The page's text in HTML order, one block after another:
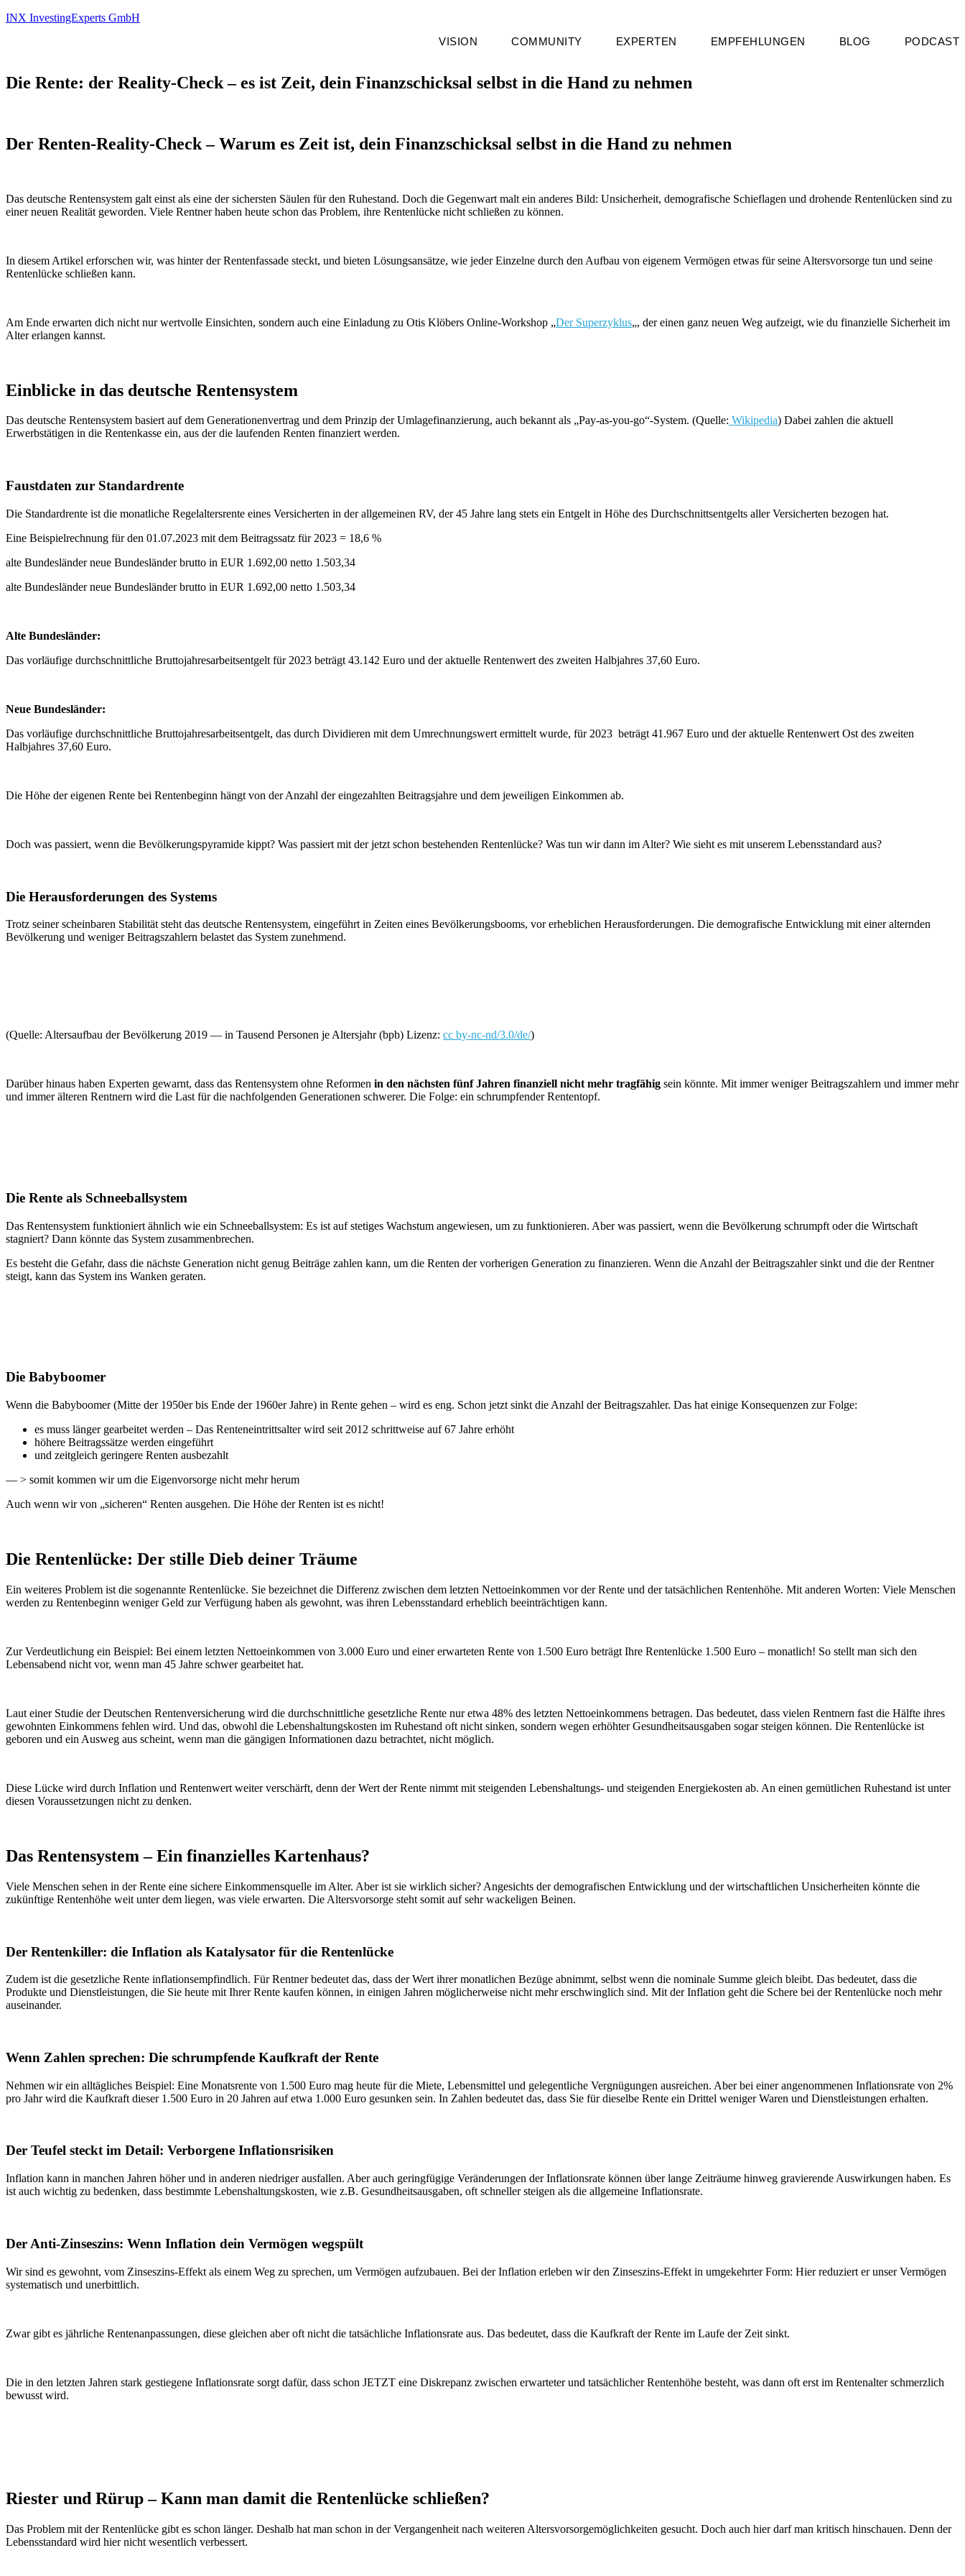
INX InvestingExperts GmbH
VISION
COMMUNITY EXPERTEN EMPFEHLUNGEN BLOG PODCAST
Die Rente: der Reality-Check – es ist Zeit, dein Finanzschicksal selbst in die Hand zu nehmen
Der Renten-Reality-Check – Warum es Zeit ist, dein Finanzschicksal selbst in die Hand zu nehmen
Das deutsche Rentensystem galt einst als eine der sichersten Säulen für den Ruhestand. Doch die Gegenwart malt ein anderes Bild: Unsicherheit, demografische Schieflagen und drohende Rentenlücken sind zu
einer neuen Realität geworden. Viele Rentner haben heute schon das Problem, ihre Rentenlücke nicht schließen zu können.
In diesem Artikel erforschen wir, was hinter der Rentenfassade steckt, und bieten Lösungsansätze, wie jeder Einzelne durch den Aufbau von eigenem Vermögen etwas für seine Altersvorsorge tun und seine
Rentenlücke schließen kann.
Am Ende erwarten dich nicht nur wertvolle Einsichten, sondern auch eine Einladung zu Otis Klöbers Online-Workshop „Der Superzyklus„, der einen ganz neuen Weg aufzeigt, wie du finanzielle Sicherheit im
Alter erlangen kannst.
Einblicke in das deutsche Rentensystem
Das deutsche Rentensystem basiert auf dem Generationenvertrag und dem Prinzip der Umlagefinanzierung, auch bekannt als „Pay-as-you-go“-System. (Quelle: Wikipedia) Dabei zahlen die aktuell
Erwerbstätigen in die Rentenkasse ein, aus der die laufenden Renten finanziert werden.
Faustdaten zur Standardrente
Die Standardrente ist die monatliche Regelaltersrente eines Versicherten in der allgemeinen RV, der 45 Jahre lang stets ein Entgelt in Höhe des Durchschnittsentgelts aller Versicherten bezogen hat.
Eine Beispielrechnung für den 01.07.2023 mit dem Beitragssatz für 2023 = 18,6 %
alte Bundesländer neue Bundesländerbrutto in EUR 1.692,00 netto 1.503,34
alte Bundesländer neue Bundesländerbrutto in EUR 1.692,00 netto 1.503,34
Alte Bundesländer:
Das vorläufige durchschnittliche Bruttojahresarbeitsentgelt für 2023 beträgt 43.142 Euro und der aktuelle Rentenwert des zweiten Halbjahres 37,60 Euro.
Neue Bundesländer:
Das vorläufige durchschnittliche Bruttojahresarbeitsentgelt, das durch Dividieren mit dem Umrechnungswert ermittelt wurde, für 2023 beträgt 41.967 Euro und der aktuelle Rentenwert Ost des zweiten
Halbjahres 37,60 Euro.
Die Höhe der eigenen Rente bei Rentenbeginn hängt von der Anzahl der eingezahlten Beitragsjahre und dem jeweiligen Einkommen ab.
Doch was passiert, wenn die Bevölkerungspyramide kippt? Was passiert mit der jetzt schon bestehenden Rentenlücke? Was tun wir dann im Alter? Wie sieht es mit unserem Lebensstandard aus?
Die Herausforderungen des Systems
Trotz seiner scheinbaren Stabilität steht das deutsche Rentensystem, eingeführt in Zeiten eines Bevölkerungsbooms, vor erheblichen Herausforderungen. Die demografische Entwicklung mit einer alternden
Bevölkerung und weniger Beitragszahlern belastet das System zunehmend.
(Quelle: Altersaufbau der Bevölkerung 2019 — in Tausend Personen je Altersjahr (bpb) Lizenz: cc by-nc-nd/3.0/de/)
Darüber hinaus haben Experten gewarnt, dass das Rentensystem ohne Reformen in den nächsten fünf Jahren finanziell nicht mehr tragfähig sein könnte. Mit immer weniger Beitragszahlern und immer mehr
und immer älteren Rentnern wird die Last für die nachfolgenden Generationen schwerer. Die Folge: ein schrumpfender Rententopf.
Die Rente als Schneeballsystem
Das Rentensystem funktioniert ähnlich wie ein Schneeballsystem: Es ist auf stetiges Wachstum angewiesen, um zu funktionieren. Aber was passiert, wenn die Bevölkerung schrumpft oder die Wirtschaft
stagniert? Dann könnte das System zusammenbrechen.
Es besteht die Gefahr, dass die nächste Generation nicht genug Beiträge zahlen kann, um die Renten der vorherigen Generation zu finanzieren. Wenn die Anzahl der Beitragszahler sinkt und die der Rentner
steigt, kann das System ins Wanken geraten.
Die Babyboomer
Wenn die Babyboomer (Mitte der 1950er bis Ende der 1960er Jahre) in Rente gehen – wird es eng. Schon jetzt sinkt die Anzahl der Beitragszahler. Das hat einige Konsequenzen zur Folge:
es muss länger gearbeitet werden – Das Renteneintrittsalter wird seit 2012 schrittweise auf 67 Jahre erhöht
höhere Beitragssätze werden eingeführt
und zeitgleich geringere Renten ausbezahlt
— > somit kommen wir um die Eigenvorsorge nicht mehr herum
Auch wenn wir von „sicheren“ Renten ausgehen. Die Höhe der Renten ist es nicht!
Die Rentenlücke: Der stille Dieb deiner Träume
Ein weiteres Problem ist die sogenannte Rentenlücke. Sie bezeichnet die Differenz zwischen dem letzten Nettoeinkommen vor der Rente und der tatsächlichen Rentenhöhe. Mit anderen Worten: Viele Menschen
werden zu Rentenbeginn weniger Geld zur Verfügung haben als gewohnt, was ihren Lebensstandard erheblich beeinträchtigen kann.
Zur Verdeutlichung ein Beispiel: Bei einem letzten Nettoeinkommen von 3.000 Euro und einer erwarteten Rente von 1.500 Euro beträgt Ihre Rentenlücke 1.500 Euro – monatlich! So stellt man sich den
Lebensabend nicht vor, wenn man 45 Jahre schwer gearbeitet hat.
Laut einer Studie der Deutschen Rentenversicherung wird die durchschnittliche gesetzliche Rente nur etwa 48% des letzten Nettoeinkommens betragen. Das bedeutet, dass vielen Rentnern fast die Hälfte ihres
gewohnten Einkommens fehlen wird. Und das, obwohl die Lebenshaltungskosten im Ruhestand oft nicht sinken, sondern wegen erhöhter Gesundheitsausgaben sogar steigen können. Die Rentenlücke ist
geboren und ein Ausweg aus scheint, wenn man die gängigen Informationen dazu betrachtet, nicht möglich.
Diese Lücke wird durch Inflation und Rentenwert weiter verschärft, denn der Wert der Rente nimmt mit steigenden Lebenshaltungs- und steigenden Energiekosten ab. An einen gemütlichen Ruhestand ist unter
diesen Voraussetzungen nicht zu denken.
Das Rentensystem – Ein finanzielles Kartenhaus?
Viele Menschen sehen in der Rente eine sichere Einkommensquelle im Alter. Aber ist sie wirklich sicher? Angesichts der demografischen Entwicklung und der wirtschaftlichen Unsicherheiten könnte die
zukünftige Rentenhöhe weit unter dem liegen, was viele erwarten. Die Altersvorsorge steht somit auf sehr wackeligen Beinen.
Der Rentenkiller: die Inflation als Katalysator für die Rentenlücke
Zudem ist die gesetzliche Rente inflationsempfindlich. Für Rentner bedeutet das, dass der Wert ihrer monatlichen Bezüge abnimmt, selbst wenn die nominale Summe gleich bleibt. Das bedeutet, dass die
Produkte und Dienstleistungen, die Sie heute mit Ihrer Rente kaufen können, in einigen Jahren möglicherweise nicht mehr erschwinglich sind. Mit der Inflation geht die Schere bei der Rentenlücke noch mehr
auseinander.
Wenn Zahlen sprechen: Die schrumpfende Kaufkraft der Rente
Nehmen wir ein alltägliches Beispiel: Eine Monatsrente von 1.500 Euro mag heute für die Miete, Lebensmittel und gelegentliche Vergnügungen ausreichen. Aber bei einer angenommenen Inflationsrate von 2%
pro Jahr wird die Kaufkraft dieser 1.500 Euro in 20 Jahren auf etwa 1.000 Euro gesunken sein. In Zahlen bedeutet das, dass Sie für dieselbe Rente ein Drittel weniger Waren und Dienstleistungen erhalten.
Der Teufel steckt im Detail: Verborgene Inflationsrisiken
Inflation kann in manchen Jahren höher und in anderen niedriger ausfallen. Aber auch geringfügige Veränderungen der Inflationsrate können über lange Zeiträume hinweg gravierende Auswirkungen haben. Es
ist auch wichtig zu bedenken, dass bestimmte Lebenshaltungskosten, wie z.B. Gesundheitsausgaben, oft schneller steigen als die allgemeine Inflationsrate.
Der Anti-Zinseszins: Wenn Inflation dein Vermögen wegspült
Wir sind es gewohnt, vom Zinseszins-Effekt als einem Weg zu sprechen, um Vermögen aufzubauen. Bei der Inflation erleben wir den Zinseszins-Effekt in umgekehrter Form: Hier reduziert er unser Vermögen
systematisch und unerbittlich.
Zwar gibt es jährliche Rentenanpassungen, diese gleichen aber oft nicht die tatsächliche Inflationsrate aus. Das bedeutet, dass die Kaufkraft der Rente im Laufe der Zeit sinkt.
Die in den letzten Jahren stark gestiegene Inflationsrate sorgt dafür, dass schon JETZT eine Diskrepanz zwischen erwarteter und tatsächlicher Rentenhöhe besteht, was dann oft erst im Rentenalter schmerzlich
bewusst wird.
Riester und Rürup – Kann man damit die Rentenlücke schließen?
Das Problem mit der Rentenlücke gibt es schon länger. Deshalb hat man schon in der Vergangenheit nach weiteren Altersvorsorgemöglichkeiten gesucht. Doch auch hier darf man kritisch hinschauen. Denn der
Lebensstandard wird hier nicht wesentlich verbessert.